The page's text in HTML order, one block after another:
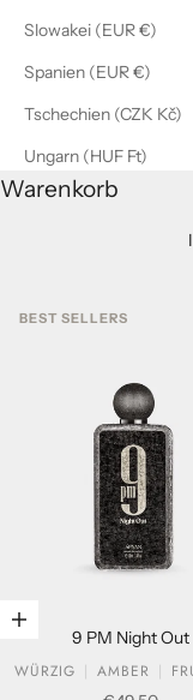
Slowakei (EUR €)
Spanien (EUR €)
Tschechien (CZK Kč)
Ungarn (HUF Ft)
Warenkorb
BEST SELLERS
In den Warenkorb legen
9 PM Night Out
WÜRZIG
AMBER